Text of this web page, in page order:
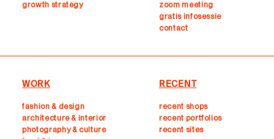
growth strategy
zoom meeting
gratis infosessie
contact
WORK
fashion & design
architecture & interior
photography & culture
RECENT
recent shops
recent portfolios
recent sites